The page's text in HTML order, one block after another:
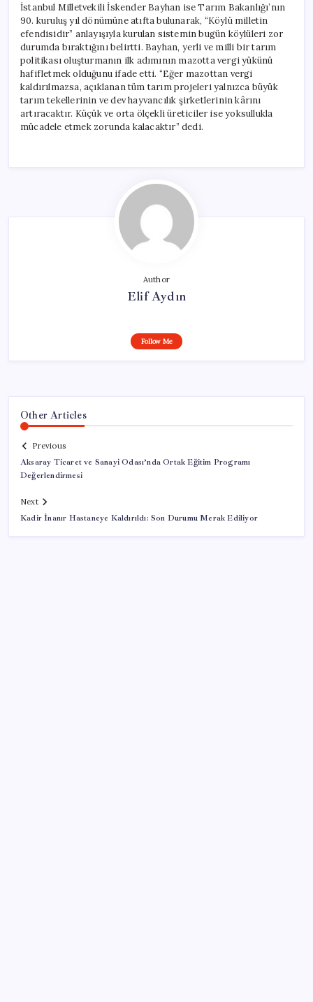
İstanbul Milletvekili İskender Bayhan ise Tarım Bakanlığı’nın
90. kuruluş yıl dönümüne atıfta bulunarak, “Köylü milletin
efendisidir” anlayışıyla kurulan sistemin bugün köylüleri zor
durumda bıraktığını belirtti. Bayhan, yerli ve milli bir tarım
politikası oluşturmanın ilk adımının mazotta vergi yükünü
hafifletmek olduğunu ifade etti. “Eğer mazottan vergi
kaldırılmazsa, açıklanan tüm tarım projeleri yalnızca büyük
tarım tekellerinin ve dev hayvancılık şirketlerinin kârını
artıracaktır. Küçük ve orta ölçekli üreticiler ise yoksullukla
mücadele etmek zorunda kalacaktır” dedi.
Author
Elif Aydın
Follow Me
Other Articles
Previous
Aksaray Ticaret ve Sanayi Odası’nda Ortak Eğitim Programı
Değerlendirmesi
Next
Kadir İnanır Hastaneye Kaldırıldı: Son Durumu Merak Ediliyor